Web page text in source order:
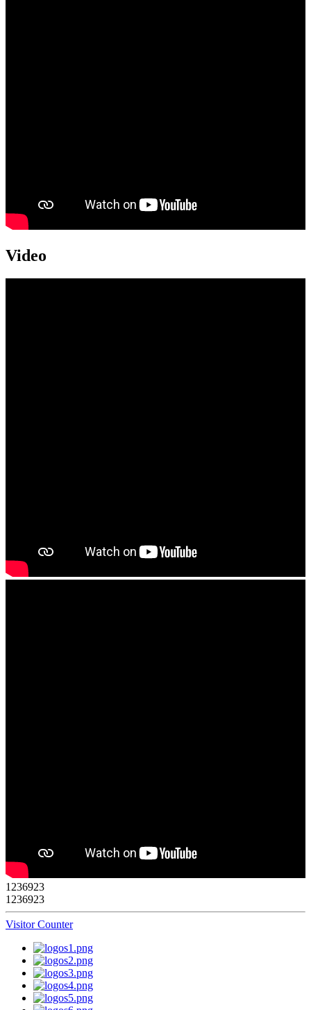
Video
1236923
1236923
Visitor Counter